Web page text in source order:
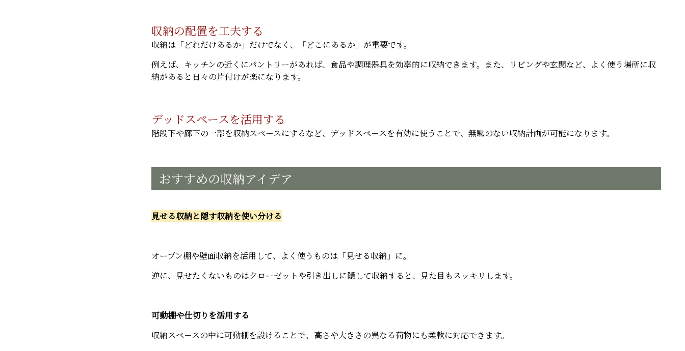
収納の配置を工夫する
収納は「どれだけあるか」だけでなく、「どこにあるか」が重要です。
例えば、キッチンの近くにパントリーがあれば、食品や調理器具を効率的に収納できます。また、リビングや玄関など、よく使う場所に収
納があると日々の片付けが楽になります。
デッドスペースを活用する
階段下や廊下の一部を収納スペースにするなど、デッドスペースを有効に使うことで、無駄のない収納計画が可能になります。
おすすめの収納アイデア
見せる収納と隠す収納を使い分ける
オープン棚や壁面収納を活用して、よく使うものは「見せる収納」に。
逆に、見せたくないものはクローゼットや引き出しに隠して収納すると、見た目もスッキリします。
可動棚や仕切りを活用する
収納スペースの中に可動棚を設けることで、高さや大きさの異なる荷物にも柔軟に対応できます。